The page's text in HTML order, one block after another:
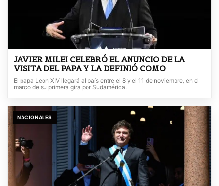
JAVIER MILEI CELEBRÓ EL ANUNCIO DE LA
VISITA DEL PAPA Y LA DEFINIÓ COMO
El papa León XIV llegará al país entre el 8 y el 11 de noviembre, en el
marco de su primera gira por Sudamérica.
NACIONALES